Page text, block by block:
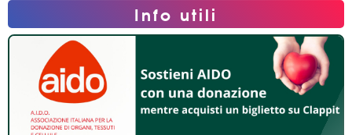
Info utili